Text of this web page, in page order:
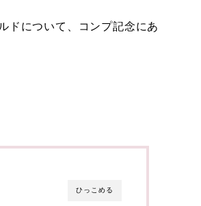
ドについて、コンプ記念にあ
ひっこめる